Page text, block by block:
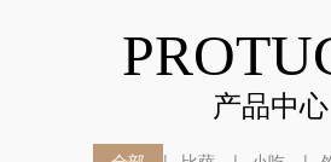
产品中心